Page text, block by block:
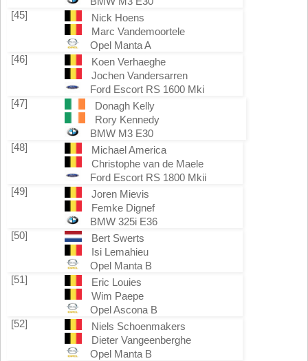
[45]
Nick Hoens
Marc Vandemoortele
Opel Manta A
[46]
Koen Verhaeghe
Jochen Vandersarren
Ford Escort RS 1600 Mki
[47]
Donagh Kelly
Rory Kennedy
BMW M3 E30
[48]
Michael America
Christophe van de Maele
Ford Escort RS 1800 Mkii
[49]
Joren Mievis
Femke Dignef
BMW 325i E36
[50]
Bert Swerts
Isi Lemahieu
Opel Manta B
[51]
Eric Louies
Wim Paepe
Opel Ascona B
[52]
Niels Schoenmakers
Dieter Vangeenberghe
Opel Manta B